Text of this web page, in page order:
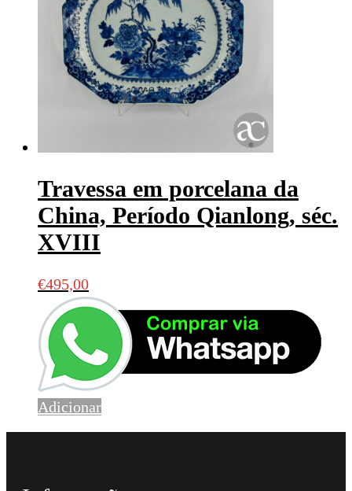
Travessa em porcelana da
China, Período Qianlong, séc.
XVIII
€495,00
Adicionar